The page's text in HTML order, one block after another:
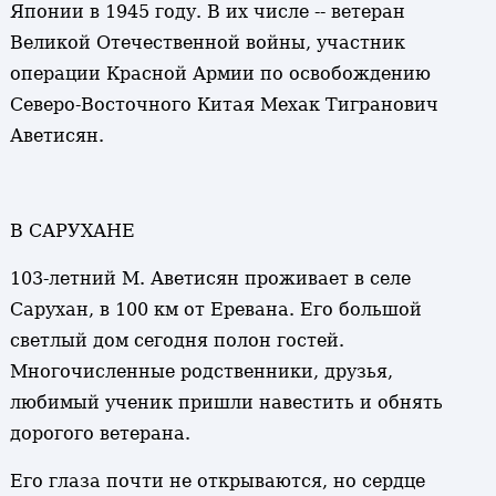
Японии в 1945 году. В их числе -- ветеран
Великой Отечественной войны, участник
операции Красной Армии по освобождению
Северо-Восточного Китая Мехак Тигранович
Аветисян.
В САРУХАНЕ
103-летний М. Аветисян проживает в селе
Сарухан, в 100 км от Еревана. Его большой
светлый дом сегодня полон гостей.
Многочисленные родственники, друзья,
любимый ученик пришли навестить и обнять
дорогого ветерана.
Его глаза почти не открываются, но сердце